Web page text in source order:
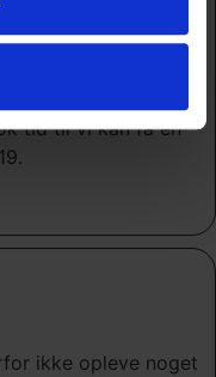
sted, der
Vesttyskland og
tid til vi kan få en
ikke opleve noget